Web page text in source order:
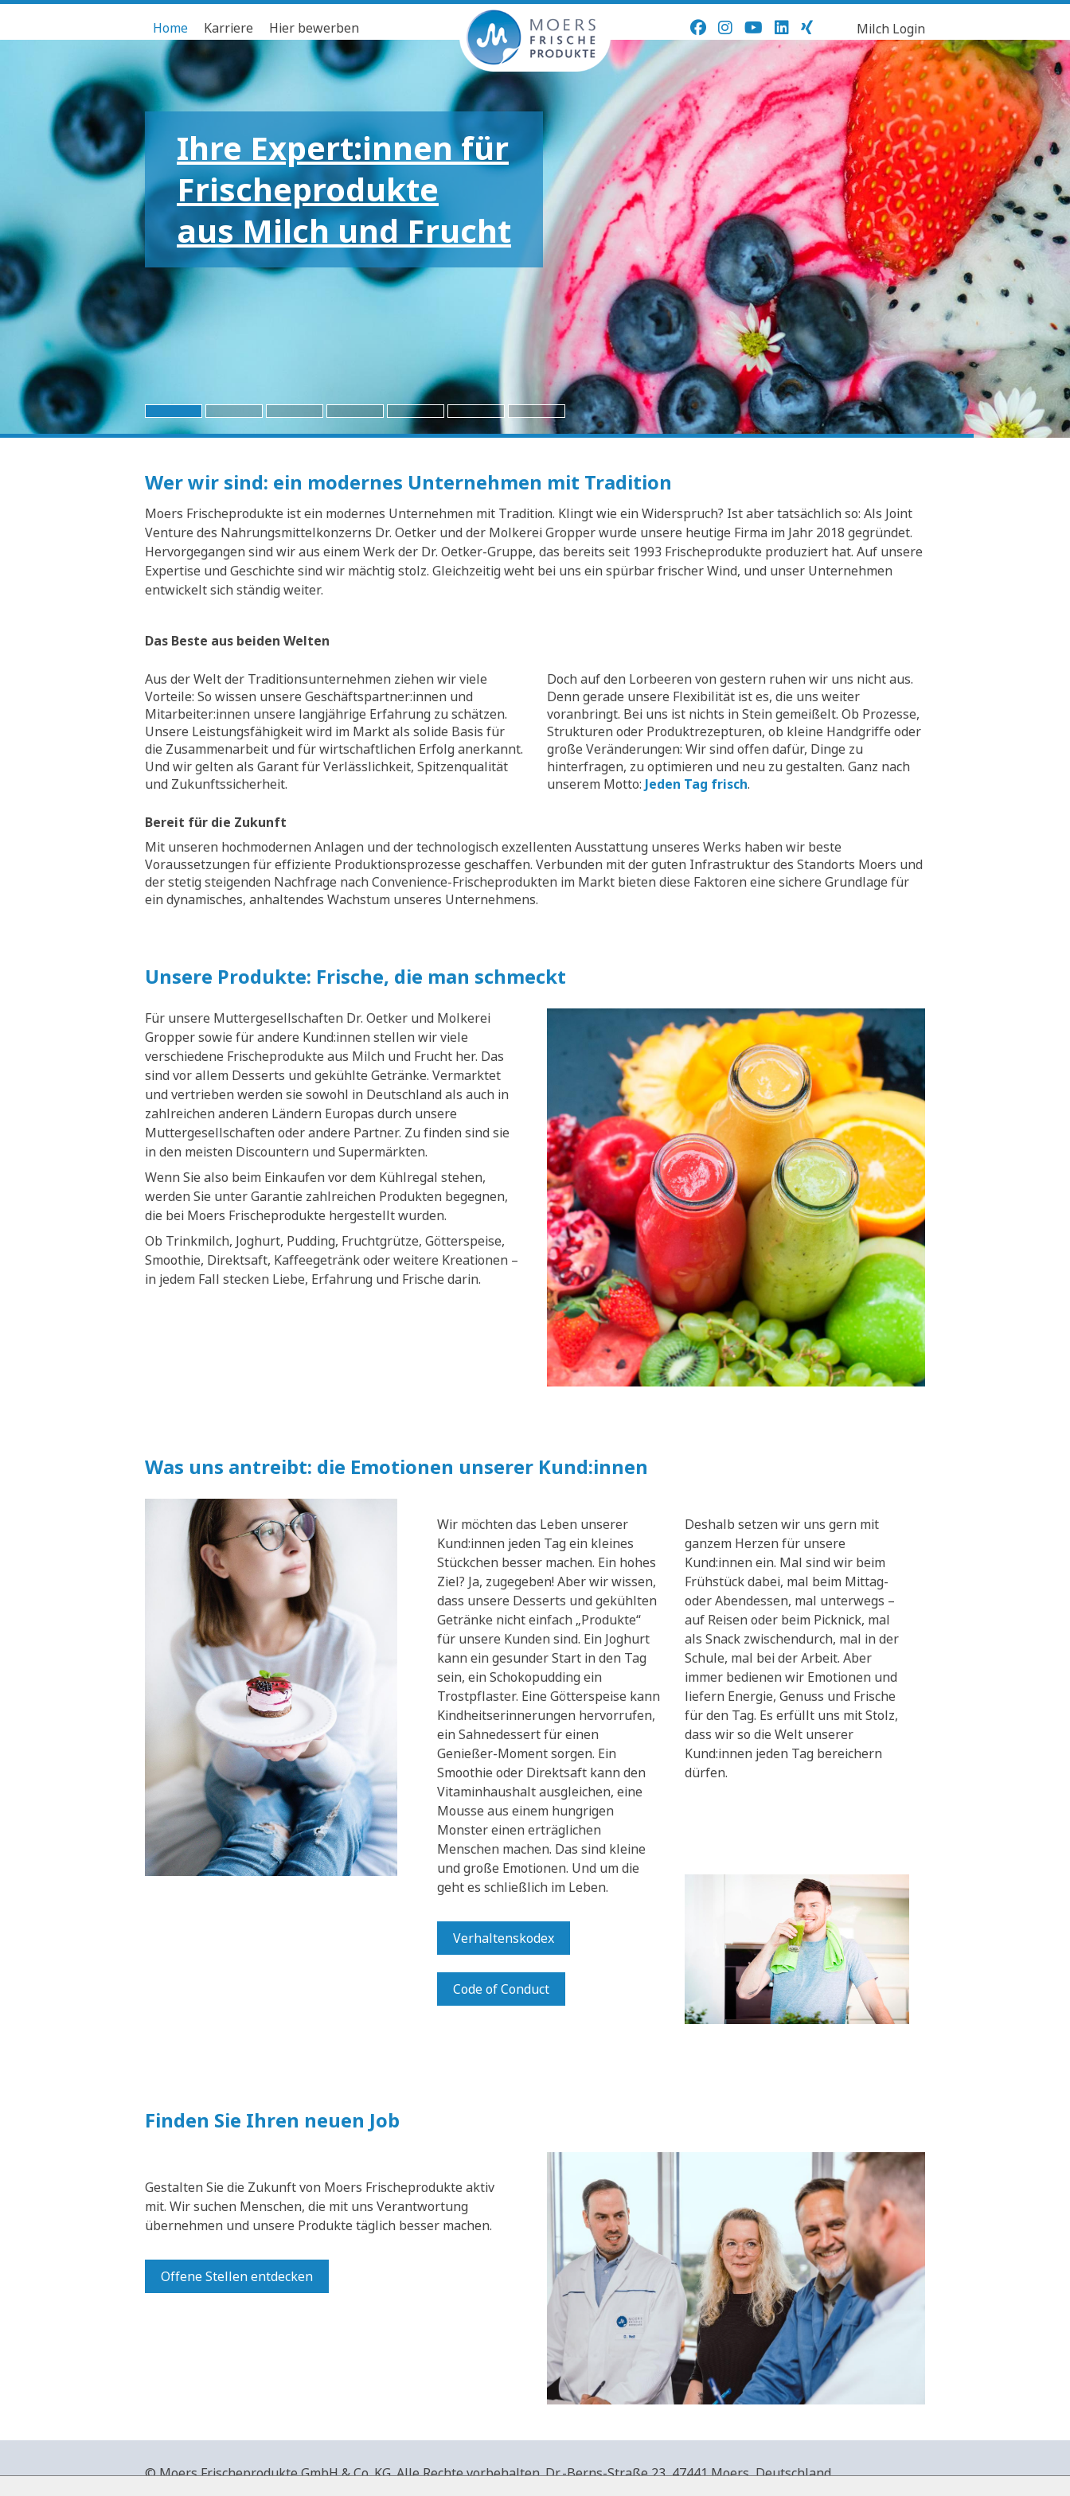
Home Karriere Hier bewerben Milch Login
Ihre Expert:innen für
Frischeprodukte
aus Milch und Frucht
Für die großen und
kleinen Emotionen
Wer wir sind: ein modernes Unternehmen mit Tradition
Moers Frischeprodukte ist ein modernes Unternehmen mit Tradition. Klingt wie ein Widerspruch? Ist aber tatsächlich so: Als Joint
Venture des Nahrungsmittelkonzerns Dr. Oetker und der Molkerei Gropper wurde unsere heutige Firma im Jahr 2018 gegründet.
Hervorgegangen sind wir aus einem Werk der Dr. Oetker-Gruppe, das bereits seit 1993 Frischeprodukte produziert hat. Auf unsere
Expertise und Geschichte sind wir mächtig stolz. Gleichzeitig weht bei uns ein spürbar frischer Wind, und unser Unternehmen
entwickelt sich ständig weiter.
Das Beste aus beiden Welten
Aus der Welt der Traditionsunternehmen ziehen wir viele
Vorteile: So wissen unsere Geschäftspartner:innen und
Mitarbeiter:innen unsere langjährige Erfahrung zu schätzen.
Unsere Leistungsfähigkeit wird im Markt als solide Basis für
die Zusammenarbeit und für wirtschaftlichen Erfolg anerkannt.
Und wir gelten als Garant für Verlässlichkeit, Spitzenqualität
und Zukunftssicherheit.
Doch auf den Lorbeeren von gestern ruhen wir uns nicht aus.
Denn gerade unsere Flexibilität ist es, die uns weiter
voranbringt. Bei uns ist nichts in Stein gemeißelt. Ob Prozesse,
Strukturen oder Produktrezepturen, ob kleine Handgriffe oder
große Veränderungen: Wir sind offen dafür, Dinge zu
hinterfragen, zu optimieren und neu zu gestalten. Ganz nach
unserem Motto: Jeden Tag frisch.
Bereit für die Zukunft
Mit unseren hochmodernen Anlagen und der technologisch exzellenten Ausstattung unseres Werks haben wir beste
Voraussetzungen für effiziente Produktionsprozesse geschaffen. Verbunden mit der guten Infrastruktur des Standorts Moers und
der stetig steigenden Nachfrage nach Convenience-Frischeprodukten im Markt bieten diese Faktoren eine sichere Grundlage für
ein dynamisches, anhaltendes Wachstum unseres Unternehmens.
Unsere Produkte: Frische, die man schmeckt
Für unsere Muttergesellschaften Dr. Oetker und Molkerei
Gropper sowie für andere Kund:innen stellen wir viele
verschiedene Frischeprodukte aus Milch und Frucht her. Das
sind vor allem Desserts und gekühlte Getränke. Vermarktet
und vertrieben werden sie sowohl in Deutschland als auch in
zahlreichen anderen Ländern Europas durch unsere
Muttergesellschaften oder andere Partner. Zu finden sind sie
in den meisten Discountern und Supermärkten.
Wenn Sie also beim Einkaufen vor dem Kühlregal stehen,
werden Sie unter Garantie zahlreichen Produkten begegnen,
die bei Moers Frischeprodukte hergestellt wurden.
Ob Trinkmilch, Joghurt, Pudding, Fruchtgrütze, Götterspeise,
Smoothie, Direktsaft, Kaffeegetränk oder weitere Kreationen –
in jedem Fall stecken Liebe, Erfahrung und Frische darin.
Was uns antreibt: die Emotionen unserer Kund:innen
Wir möchten das Leben unserer
Kund:innen jeden Tag ein kleines
Stückchen besser machen. Ein hohes
Ziel? Ja, zugegeben! Aber wir wissen,
dass unsere Desserts und gekühlten
Getränke nicht einfach „Produkte“
für unsere Kunden sind. Ein Joghurt
kann ein gesunder Start in den Tag
sein, ein Schokopudding ein
Trostpflaster. Eine Götterspeise kann
Kindheitserinnerungen hervorrufen,
ein Sahnedessert für einen
Genießer-Moment sorgen. Ein
Smoothie oder Direktsaft kann den
Vitaminhaushalt ausgleichen, eine
Mousse aus einem hungrigen
Monster einen erträglichen
Menschen machen. Das sind kleine
und große Emotionen. Und um die
geht es schließlich im Leben.
Verhaltenskodex
Code of Conduct
Deshalb setzen wir uns gern mit
ganzem Herzen für unsere
Kund:innen ein. Mal sind wir beim
Frühstück dabei, mal beim Mittag-
oder Abendessen, mal unterwegs –
auf Reisen oder beim Picknick, mal
als Snack zwischendurch, mal in der
Schule, mal bei der Arbeit. Aber
immer bedienen wir Emotionen und
liefern Energie, Genuss und Frische
für den Tag. Es erfüllt uns mit Stolz,
dass wir so die Welt unserer
Kund:innen jeden Tag bereichern
dürfen.
Finden Sie Ihren neuen Job
Gestalten Sie die Zukunft von Moers Frischeprodukte aktiv
mit. Wir suchen Menschen, die mit uns Verantwortung
übernehmen und unsere Produkte täglich besser machen.
Offene Stellen entdecken
© Moers Frischeprodukte GmbH & Co. KG. Alle Rechte vorbehalten.Dr.-Berns-Straße 23,47441 Moers, Deutschland.